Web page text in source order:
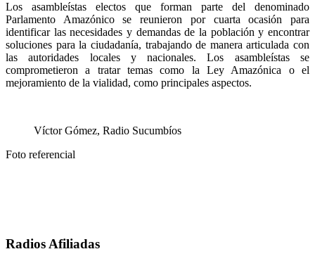
Los asambleístas electos que forman parte del denominado
Parlamento Amazónico se reunieron por cuarta ocasión para
identificar las necesidades y demandas de la población y encontrar
soluciones para la ciudadanía, trabajando de manera articulada con
las autoridades locales y nacionales. Los asambleístas se
comprometieron a tratar temas como la Ley Amazónica o el
mejoramiento de la vialidad, como principales aspectos.
Víctor Gómez, Radio Sucumbíos
Foto referencial
Radios Afiliadas